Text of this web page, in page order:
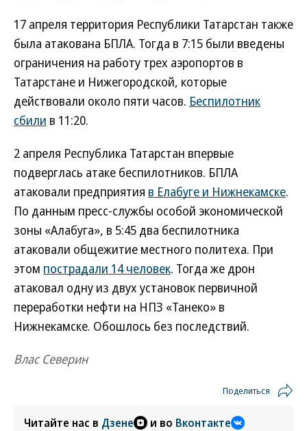
17 апреля территория Республики Татарстан также
была атакована БПЛА. Тогда в 7:15 были введены
ограничения на работу трех аэропортов в
Татарстане и Нижегородской, которые
действовали около пяти часов. Беспилотник
сбили в 11:20.
2 апреля Республика Татарстан впервые
подверглась атаке беспилотников. БПЛА
атаковали предприятия в Елабуге и Нижнекамске.
По данным пресс-службы особой экономической
зоны «Алабуга», в 5:45 два беспилотника
атаковали общежитие местного политеха. При
этом пострадали 14 человек. Тогда же дрон
атаковал одну из двух установок первичной
переработки нефти на НПЗ «Танеко» в
Нижнекамске. Обошлось без последствий.
Влас Северин
Поделиться
Читайте нас в Дзене и во Вконтакте